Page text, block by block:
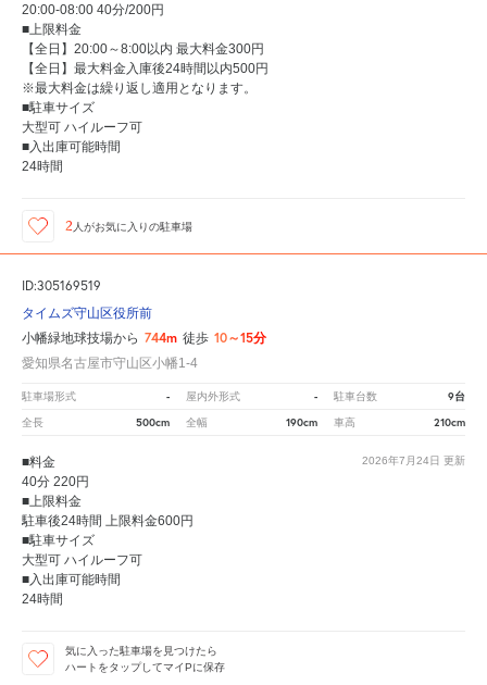
20:00-08:00 40分/200円
■上限料金
【全日】20:00～8:00以内 最大料金300円
【全日】最大料金入庫後24時間以内500円
※最大料金は繰り返し適用となります。
■駐車サイズ
大型可 ハイルーフ可
■入出庫可能時間
24時間
2 人がお気に入りの駐車場
ID:305169519
タイムズ守山区役所前
小幡緑地球技場から 744m 徒歩 10～15分
愛知県名古屋市守山区小幡1-4
駐車場形式 - 屋内外形式 - 駐車台数 9台
全長 500cm 全幅 190cm 車高 210cm
2026年7月24日 更新
■料金
40分 220円
■上限料金
駐車後24時間 上限料金600円
■駐車サイズ
大型可 ハイルーフ可
■入出庫可能時間
24時間
気に入った駐車場を見つけたら
ハートをタップしてマイPに保存